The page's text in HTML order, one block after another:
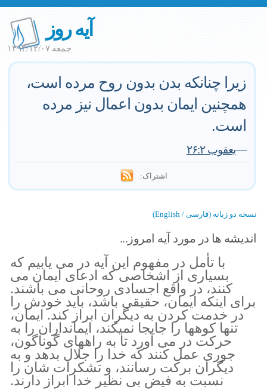
آیه روز
جمعه ۱۳۹۴/۱۲/۰۷
زیرا چنانکه بدن بدون روح مرده است،
همچنین ایمان بدون اعمال نیز مرده
است.
—یعقوب ۲۶:۲
اشتراک:
نسخه دو زبانه (فارسی / English)
اندیشه ها در مورد آیه امروز...
با تأمل در مفهوم این آیه در می یابیم که
بسیاری از اشخاصی که ادعای ایمان می
کنند، در واقع اجسادی روحانی می باشند.
برای اینکه ایمان، حقیقی باشد، باید خودش را
در خدمت کردن به دیگران ابراز کند. ایمان،
تنها کوهها را جابجا نمیکند، ایمانداران را به
حرکت در می آورد تا به راههای گوناگون،
جوری عمل کنند که خدا را جلال بدهد و به
دیگران برکت رسانند، و تشکرات شان را
نسبت به فیض بی نظیر خدا ابراز دارند.